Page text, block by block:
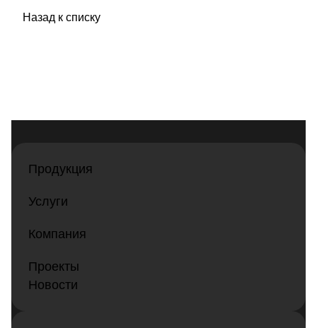
Назад к списку
Продукция
Услуги
Компания
Проекты
Новости